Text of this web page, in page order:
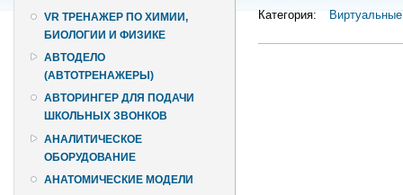
VR ТРЕНАЖЕР ПО ХИМИИ,
БИОЛОГИИ И ФИЗИКЕ
АВТОДЕЛО
(АВТОТРЕНАЖЕРЫ)
АВТОРИНГЕР ДЛЯ ПОДАЧИ
ШКОЛЬНЫХ ЗВОНКОВ
АНАЛИТИЧЕСКОЕ
ОБОРУДОВАНИЕ
АНАТОМИЧЕСКИЕ МОДЕЛИ
Категория: